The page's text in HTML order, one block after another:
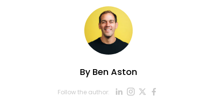
ByBen Aston
Follow the author: Opens new
Opens new
Opens new
Opens